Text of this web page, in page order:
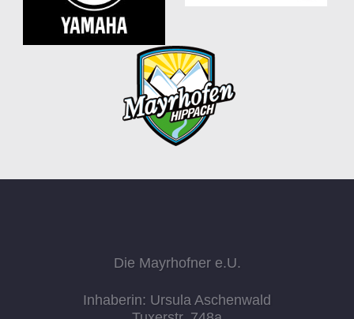
Die Mayrhofner e.U.
Inhaberin: Ursula Aschenwald